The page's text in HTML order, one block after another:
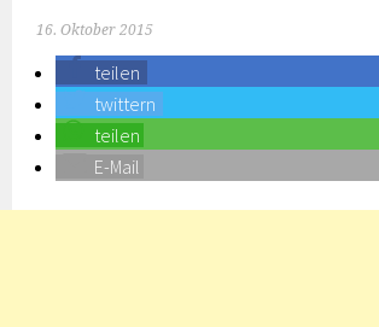
16. Oktober 2015
teilen
twittern
teilen
E-Mail